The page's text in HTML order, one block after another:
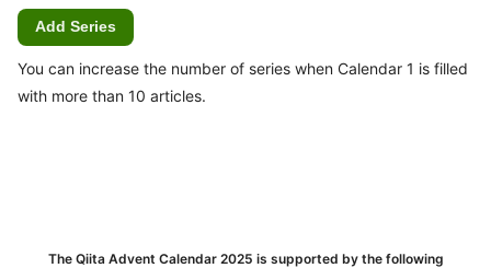
Add Series
You can increase the number of series when Calendar 1 is filled
with more than 10 articles.
The Qiita Advent Calendar 2025 is supported by the following